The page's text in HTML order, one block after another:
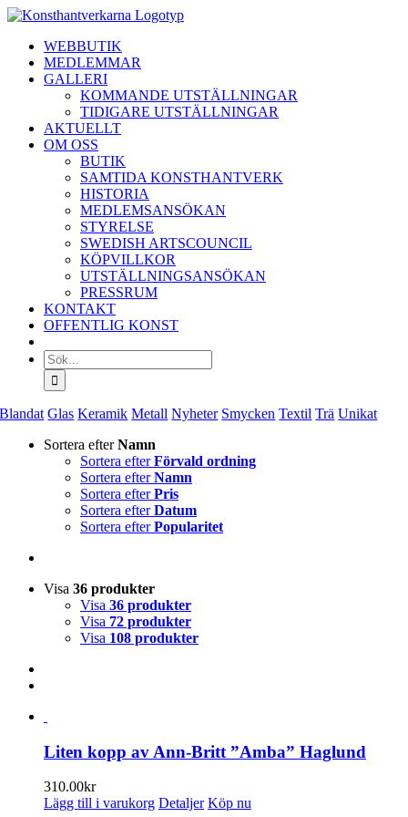
Fortsätt
innehålletWEBBUTIK
MEDLEMMAR
GALLERI
KOMMANDE UTSTÄLLNINGAR
TIDIGARE UTSTÄLLNINGAR
AKTUELLT
OM OSS
BUTIK
SAMTIDA KONSTHANTVERK
HISTORIA
MEDLEMSANSÖKAN
STYRELSE
SWEDISH ARTSCOUNCIL
KÖPVILLKOR
UTSTÄLLNINGSANSÖKAN
PRESSRUM
KONTAKT
OFFENTLIG KONST
Sök
efter:
Blandat Glas Keramik Metall Nyheter Smycken Textil Trä Unikat
Sortera efterNamn
Sortera efterFörvald ordning
Sortera efterNamn
Sortera efterPris
Sortera efterDatum
Sortera efterPopularitet
Visa 36 produkter
Visa 36 produkter
Visa 72 produkter
Visa 108 produkter
Liten kopp av Ann-Britt ”Amba” Haglund
310.00kr
Lägg till i varukorg Detaljer Köp nu